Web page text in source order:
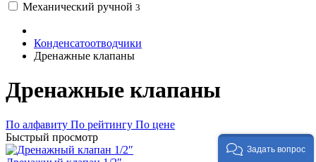
Механический ручной 3
Конденсатоотводчики
Дренажные клапаны
Дренажные клапаны
По алфавиту По рейтингу По цене
Быстрый просмотр
Задать вопрос